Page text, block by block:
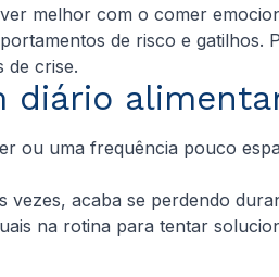
melhor com o comer
de risco e
de crise.
diário
uma frequência pouco
acaba se perdendo
na rotina para tentar